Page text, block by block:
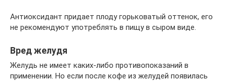
Антиоксидант придает плоду горьковатый оттенок, его
не рекомендуют употреблять в пищу в сыром виде.
Вред желудя
Желудь не имеет каких-либо противопоказаний в
применении. Но если после кофе из желудей появилась